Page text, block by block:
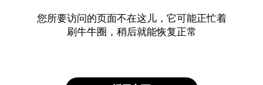
您所要访问的页面不在这儿，它可能正忙着
刷牛牛圈，稍后就能恢复正常